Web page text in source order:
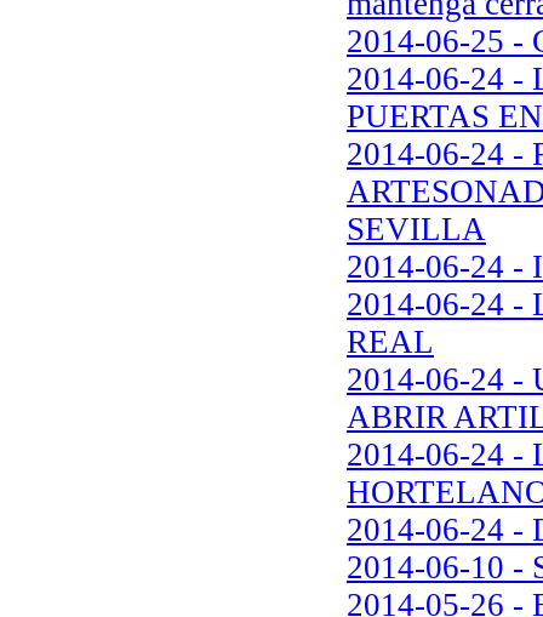
2014-06-25 -
2014-06-24 -
PUERTAS
2014-06-24 -
SEVILLA
2014-06-24 -
2014-06-24 -
REAL
2014-06-24 -
ABRIR
2014-06-24 -
2014-06-24 -
2014-06-10
2014-05-26 -